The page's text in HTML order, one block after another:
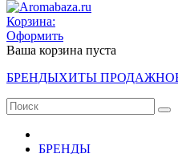
Корзина:
Оформить
Ваша корзина пуста
БРЕНДЫХИТЫ ПРОДАЖ
БРЕНДЫ